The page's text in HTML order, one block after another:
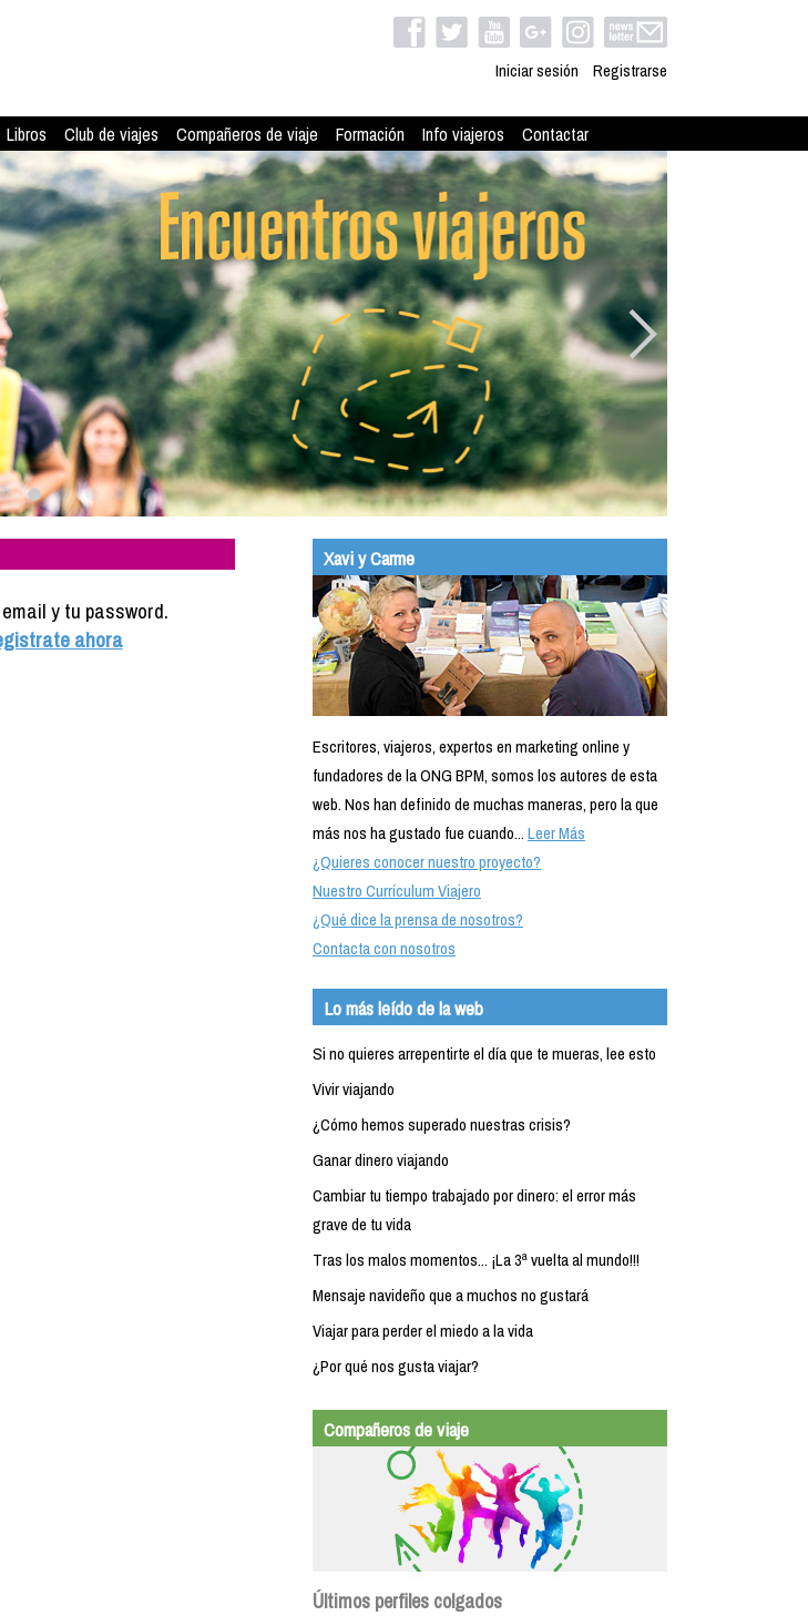
Iniciar sesión Registrarse
Libros Club de viajes Compañeros de viaje Formación Info viajeros Contactar
y tu password.
ahora
Xavi y Carme
Escritores, viajeros, expertos en marketing online y
fundadores de la ONG BPM, somos los autores de esta
web. Nos han definido de muchas maneras, pero la que
más nos ha gustado fue cuando...Leer Más
¿Quieres conocer nuestro proyecto?
Nuestro Currículum Viajero
¿Qué dice la prensa de nosotros?
Contacta con nosotros
Lo más leído de la web
Si no quieres arrepentirte el día que te mueras, lee esto
Vivir viajando
¿Cómo hemos superado nuestras crisis?
Ganar dinero viajando
Cambiar tu tiempo trabajado por dinero: el error más
grave de tu vida
Tras los malos momentos... ¡La 3ª vuelta al mundo!!!
Mensaje navideño que a muchos no gustará
Viajar para perder el miedo a la vida
¿Por qué nos gusta viajar?
Compañeros de viaje
Últimos perfiles colgados